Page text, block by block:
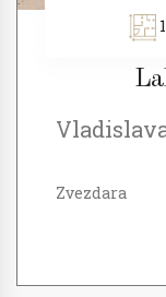
Zvezdara